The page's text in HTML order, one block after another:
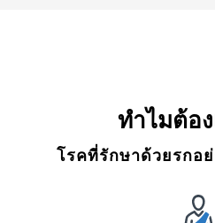
ทำไมต้อ
โรคที่รักษาด้วยรกอ